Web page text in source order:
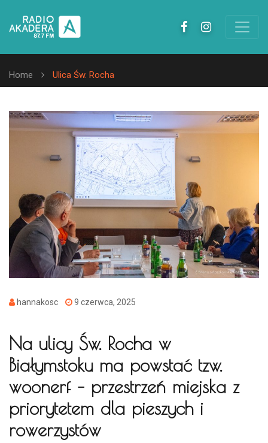
Home Ulica Św. Rocha
hannakosc 9 czerwca, 2025
Na ulicy Św. Rocha w
Białymstoku ma powstać tzw.
woonerf – przestrzeń miejska z
priorytetem dla pieszych i
rowerzystów